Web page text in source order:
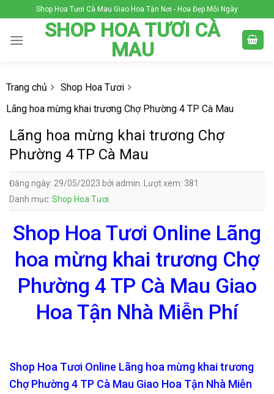
to
content
Shop Hoa Tươi Cà Mau Giao Hoa Tận Nơi - Hoa Đẹp Mỗi Ngày
SHOP HOA TƯƠI CÀ
MAU
Trang chủ
Shop Hoa Tươi
Lãng hoa mừng khai trương Chợ Phường 4 TP Cà Mau
Lãng hoa mừng khai trương Chợ
Phường 4 TP Cà Mau
Đăng ngày: 29/05/2023 bởi admin. Lượt xem: 381
Danh mục: Shop Hoa Tươi
Shop Hoa Tươi Online Lãng
hoa mừng khai trương Chợ
Phường 4 TP Cà Mau Giao
Hoa Tận Nhà Miễn Phí
Shop Hoa Tươi Online Lãng hoa mừng khai trương
Chợ Phường 4 TP Cà Mau Giao Hoa Tận Nhà Miễn